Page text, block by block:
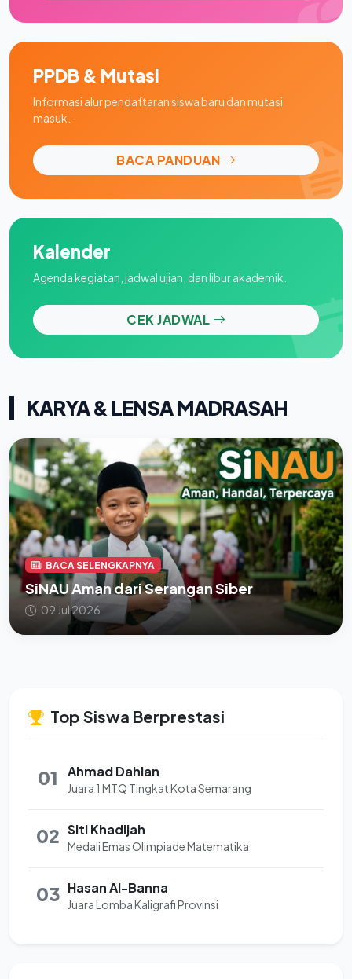
PPDB & Mutasi
Informasi alur pendaftaran siswa baru dan mutasi
masuk.
BACA PANDUAN
Kalender
Agenda kegiatan, jadwal ujian, dan libur akademik.
CEK JADWAL
KARYA & LENSA MADRASAH
BACA SELENGKAPNYA
SiNAU Aman dari Serangan Siber
09 Jul 2026
Top Siswa Berprestasi
01 Ahmad Dahlan
Juara 1 MTQ Tingkat Kota Semarang
02 Siti Khadijah
Medali Emas Olimpiade Matematika
03 Hasan Al-Banna
Juara Lomba Kaligrafi Provinsi